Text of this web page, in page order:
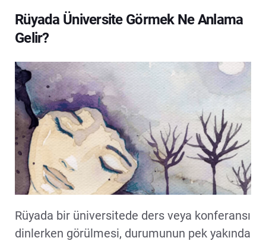
Rüyada Üniversite Görmek Ne Anlama
Gelir?
Rüyada bir üniversitede ders veya konferansı
dinlerken görülmesi, durumunun pek yakında